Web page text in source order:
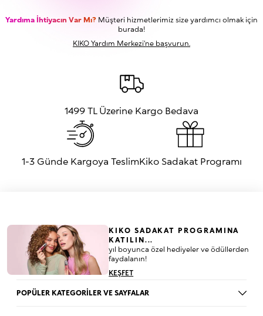
Yardıma İhtiyacın Var Mı? Müşteri hizmetlerimiz size yardımcı olmak için
burada!
KIKO Yardım Merkezi'ne başvurun.
1499 TL Üzerine Kargo Bedava
1-3 Günde Kargoya TeslimKiko Sadakat Programı
KIKO SADAKAT PROGRAMINA
KATILIN...
yıl boyunca özel hediyeler ve ödüllerden
faydalanın!
KEŞFET
POPÜLER KATEGORİLER VE SAYFALAR